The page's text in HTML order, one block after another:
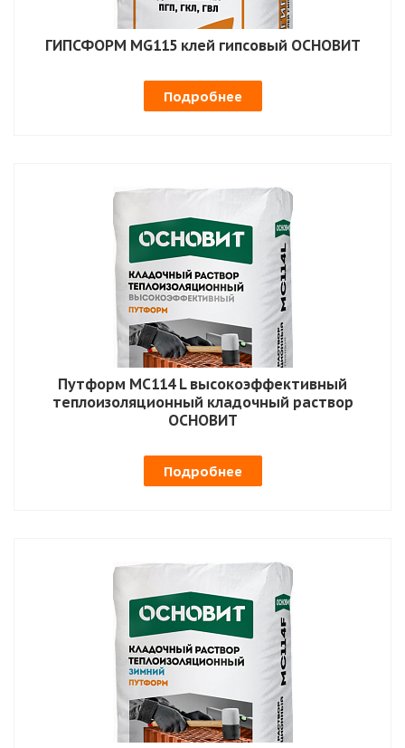
ГИПСФОРМ MG115 клей гипсовый ОСНОВИТ
Подробнее
Путформ MC114 L высокоэффективный
теплоизоляционный кладочный раствор
ОСНОВИТ
Подробнее